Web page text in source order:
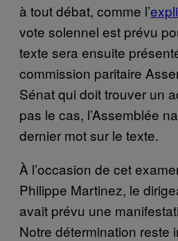
à tout débat, comme l’
vote solennel est prévu
texte sera ensuite
commission paritaire
Sénat qui doit trouver un
pas le cas, l’Assemblée
dernier mot sur le texte.
À l’occasion de cet
Philippe Martinez, le
avait prévu une
Notre détermination reste